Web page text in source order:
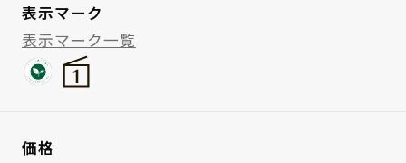
表示マーク
表示マーク一覧
価格